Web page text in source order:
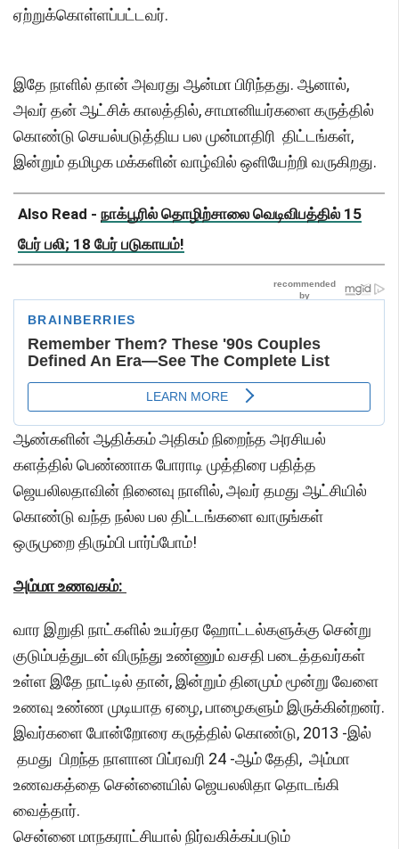
ஏற்றுக்கொள்ளப்பட்டவர்.
இதே நாளில் தான் அவரது ஆன்மா பிரிந்தது. ஆனால்,
அவர் தன் ஆட்சிக் காலத்தில், சாமானியர்களை கருத்தில்
கொண்டு செயல்படுத்திய பல முன்மாதிரி திட்டங்கள்,
இன்றும் தமிழக மக்களின் வாழ்வில் ஒளியேற்றி வருகிறது.
Also Read - நாக்பூரில் தொழிற்சாலை வெடிவிபத்தில் 15
பேர் பலி; 18 பேர் படுகாயம்!
ஆண்களின் ஆதிக்கம் அதிகம் நிறைந்த அரசியல்
களத்தில் பெண்ணாக போராடி முத்திரை பதித்த
ஜெயலிலதாவின் நினைவு நாளில், அவர் தமது ஆட்சியில்
கொண்டு வந்த நல்ல பல திட்டங்களை வாருங்கள்
ஒருமுறை திரும்பி பார்ப்போம்!
அம்மா உணவகம்:
வார இறுதி நாட்களில் உயர்தர ஹோட்டல்களுக்கு சென்று
குடும்பத்துடன் விருந்து உண்ணும் வசதி படைத்தவர்கள்
உள்ள இதே நாட்டில் தான், இன்றும் தினமும் மூன்று வேளை
உணவு உண்ண முடியாத ஏழை, பாழைகளும் இருக்கின்றனர்.
இவர்களை போன்றோரை கருத்தில் கொண்டு, 2013 -இல்
தமது பிறந்த நாளான பிப்ரவரி 24 -ஆம் தேதி, அம்மா
உணவகத்தை சென்னையில் ஜெயலலிதா தொடங்கி
வைத்தார்.
சென்னை மாநகராட்சியால் நிர்வகிக்கப்படும்